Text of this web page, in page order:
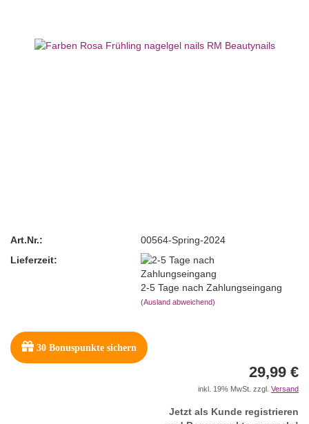
Art.Nr.:
00564-Spring-2024
Lieferzeit:
2-5 Tage nach Zahlungseingang
(Ausland abweichend)
30 Bonuspunkte sichern
29,99 €
inkl. 19% MwSt. zzgl. Versand
Jetzt als Kunde registrieren